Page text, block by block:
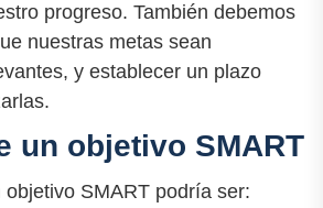
progreso. También debemos
nuestras metas sean
y establecer un plazo
un objetivo SMART
SMART podría ser: